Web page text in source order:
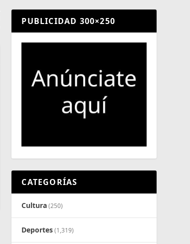
PUBLICIDAD 300×250
CATEGORÍAS
Cultura(250)
Deportes(1,319)